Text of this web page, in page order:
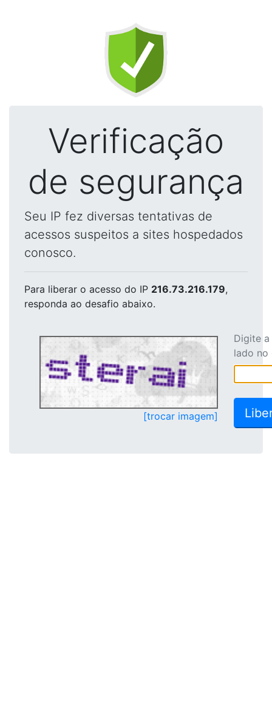
Verificação
de segurança
Seu IP fez diversas tentativas de
acessos suspeitos a sites hospedados
conosco.
Para liberar o acesso do IP 216.73.216.179,
responda ao desafio abaixo.
[trocar imagem]
Digite
lado no